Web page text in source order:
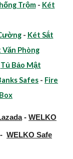
Trộm- Két
- Két Sắt
Văn Phòng
Tủ Bảo Mật
Safes - Fire
- WELKO
- WELKO Safe